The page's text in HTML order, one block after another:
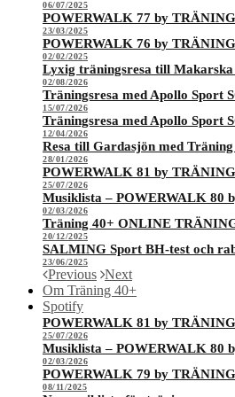
06/07/2025
POWERWALK 77 by
23/03/2025
POWERWALK 76 by
02/02/2025
Lyxig träningsresa till
02/08/2026
Träningsresa med Apollo Sport
15/07/2026
Träningsresa med Apollo Sport
12/04/2026
Resa till Gardasjön med
28/01/2026
POWERWALK 81 by
25/07/2026
Musiklista – POWERWALK 80
02/03/2026
Träning 40+ ONLINE
20/12/2025
SALMING Sport BH-test och
23/06/2025
Previous Next
Om Träning 40+
Spotify
POWERWALK 81 by
25/07/2026
Musiklista – POWERWALK 80
02/03/2026
POWERWALK 79 by
08/11/2025